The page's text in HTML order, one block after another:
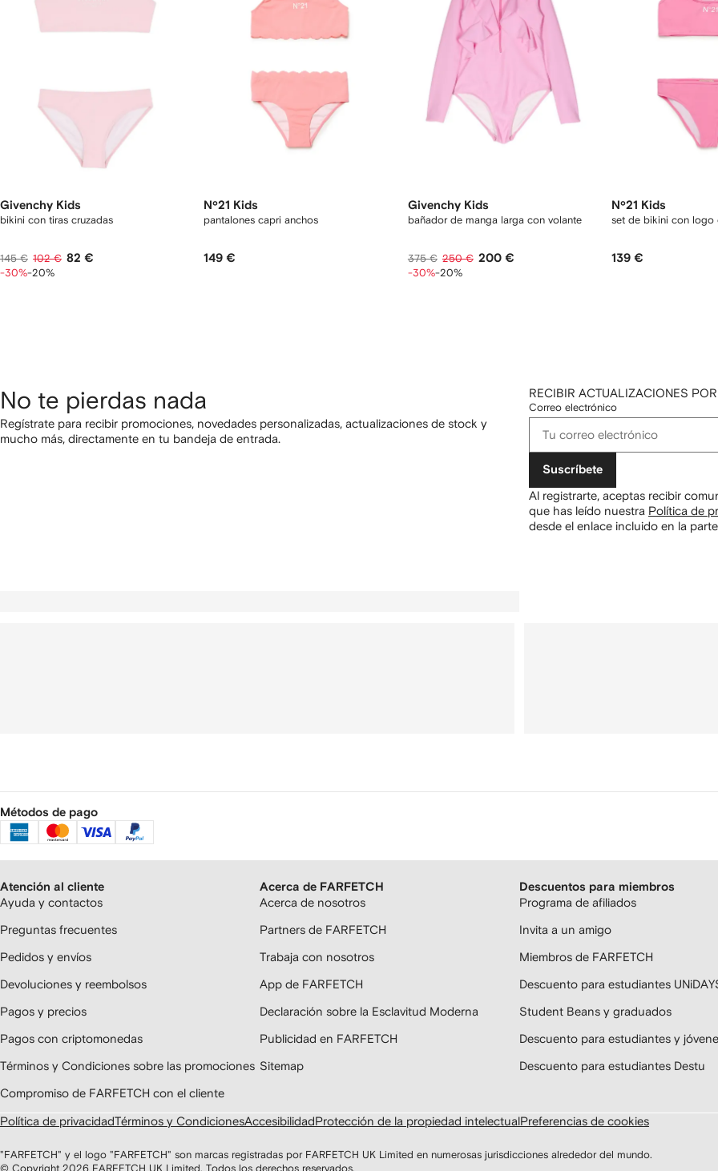
Givenchy Kids
bikini con tiras cruzadas
145 € 102 € 82 €
-30%-20%
Nº21 Kids
pantalones capri anchos
149 €
Givenchy Kids
bañador de manga larga con volante
375 € 250 € 200 €
-30%-20%
Nº21 Kids
set de bikini con logo
139 €
No te pierdas nada
Regístrate para recibir promociones, novedades personalizadas, actualizaciones de stock y
mucho más, directamente en tu bandeja de entrada.
RECIBIR ACTUALIZACIONES POR
Correo electrónico
Suscríbete
Al registrarte, aceptas recibir
que has leído nuestra Política de
desde el enlace incluido en la
Métodos de pago
Atención al cliente
Ayuda y contactos
Preguntas frecuentes
Pedidos y envíos
Devoluciones y reembolsos
Pagos y precios
Pagos con criptomonedas
Términos y Condiciones sobre las promociones
Compromiso de FARFETCH con el cliente
Acerca de FARFETCH
Acerca de nosotros
Partners de FARFETCH
Trabaja con nosotros
App de FARFETCH
Declaración sobre la Esclavitud Moderna
Publicidad en FARFETCH
Sitemap
Descuentos para miembros
Programa de afiliados
Invita a un amigo
Miembros de FARFETCH
Descuento para estudiantes
Student Beans y graduados
Descuento para estudiantes y
Descuento para estudiantes Destu
Política de privacidadTérminos y CondicionesAccesibilidadProtección de la propiedad intelectualPreferencias de cookies
"FARFETCH" y el logo "FARFETCH" son marcas registradas por FARFETCH UK Limited en numerosas jurisdicciones alrededor del mundo.
© Copyright 2026 FARFETCH UK Limited. Todos los derechos reservados.